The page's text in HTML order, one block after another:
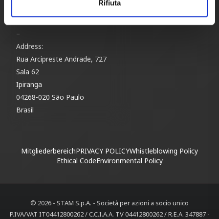
Rifiuta
E-mailinfo@stamdobrasil.com.br
–
Address:
Rua Arcipreste Andrade, 727
Sala 62
Ipiranga
04268-020 São Paulo
Brasil
MitgliederbereichPRIVACY POLICYWhistleblowing Policy
Ethical CodeEnvironmental Policy
© 2026 - STAM S.p.A. - Società per azioni a socio unico
P.IVA/VAT IT04412800262 / C.C.I.A.A. TV 04412800262 / R.E.A. 347887 -